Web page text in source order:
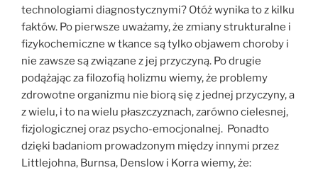
technologiami diagnostycznymi? Otóż wynika to z kilku
faktów. Po pierwsze uważamy, że zmiany strukturalne i
fizykochemiczne w tkance są tylko objawem choroby i
nie zawsze są związane z jej przyczyną. Po drugie
podążając za filozofią holizmu wiemy, że problemy
zdrowotne organizmu nie biorą się z jednej przyczyny, a
z wielu, i to na wielu płaszczyznach, zarówno cielesnej,
fizjologicznej oraz psycho-emocjonalnej. Ponadto
dzięki badaniom prowadzonym między innymi przez
Littlejohna, Burnsa, Denslow i Korra wiemy, że: